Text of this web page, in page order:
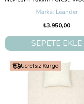
Leander
₺3.950,00
SEPETE EKLE
Ücretsiz Kargo